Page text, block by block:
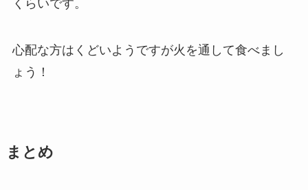
くらいです。
心配な方はくどいようですが火を通して食べまし
ょう！
まとめ